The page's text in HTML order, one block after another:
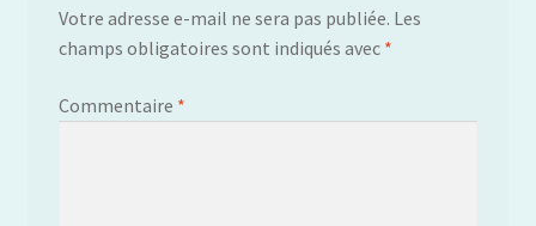
Votre adresse e-mail ne sera pas publiée. Les
champs obligatoires sont indiqués avec *
Commentaire *